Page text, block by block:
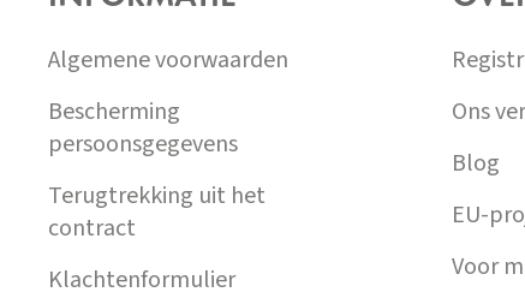
Algemene voorwaarden
Bescherming
persoonsgegevens
Terugtrekking uit het
contract
Klachtenformulier
Ons
Blog
EU-
Voor